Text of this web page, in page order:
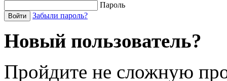
Пароль
Войти Забыли пароль?
Новый пользователь?
Пройдите не сложную